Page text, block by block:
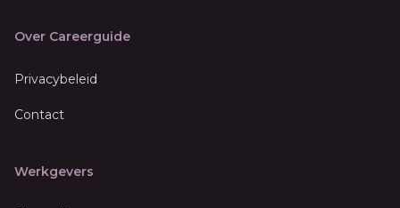
Over Careerguide
Privacybeleid
Contact
Werkgevers